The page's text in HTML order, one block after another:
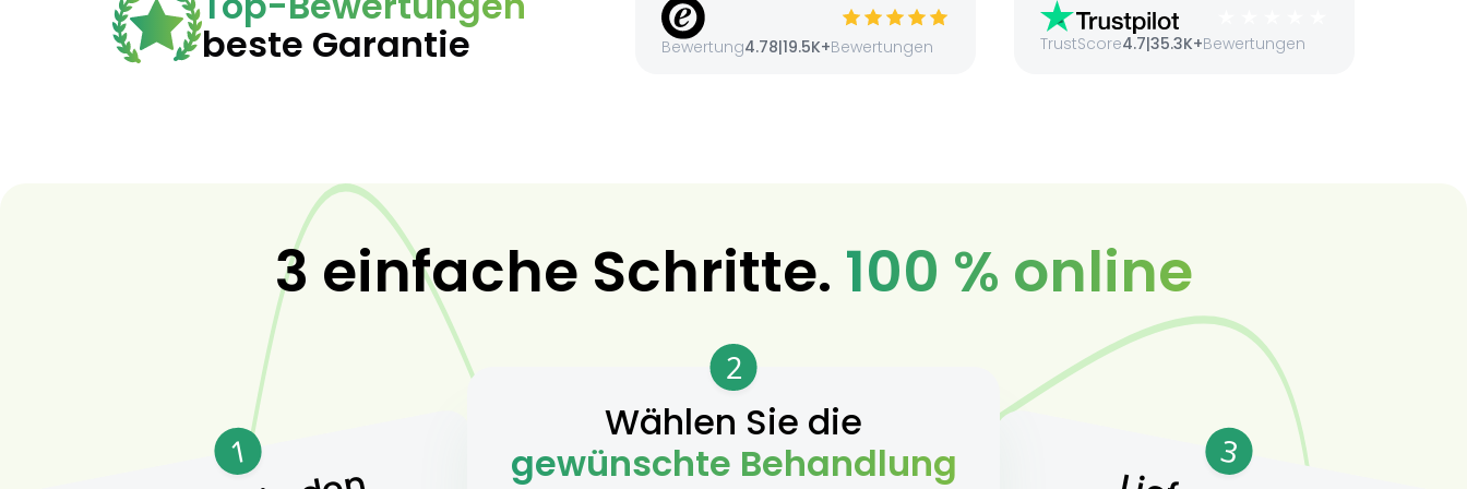
beste Garantie Bewertung4.78|19.5K+Bewertungen TrustScore4.7|35.3K+Bewertungen
3 einfache Schritte. 100 % online
1
2
Wählen Sie die
gewünschte Behandlung
3